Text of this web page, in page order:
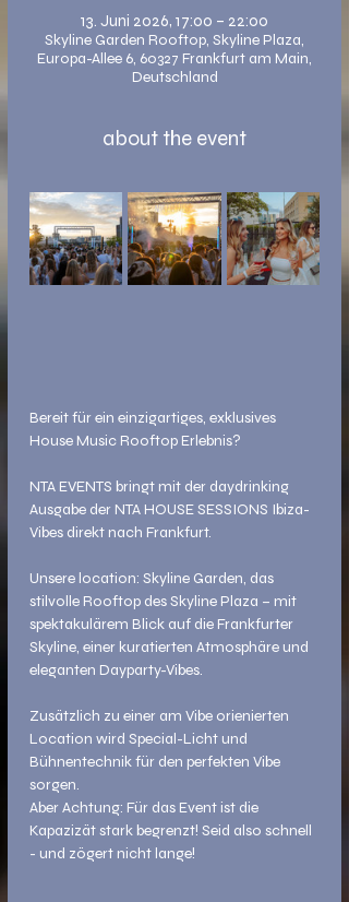
13. Juni 2026, 17:00 – 22:00
Skyline Garden Rooftop, Skyline Plaza,
Europa-Allee 6, 60327 Frankfurt am Main,
Deutschland
about the event
Bereit für ein einzigartiges, exklusives
House Music Rooftop Erlebnis?
NTA EVENTS bringt mit der daydrinking
Ausgabe der NTA HOUSE SESSIONS Ibiza-
Vibes direkt nach Frankfurt.
Unsere location: Skyline Garden, das
stilvolle Rooftop des Skyline Plaza – mit
spektakulärem Blick auf die Frankfurter
Skyline, einer kuratierten Atmosphäre und
eleganten Dayparty-Vibes.
Zusätzlich zu einer am Vibe orienierten
Location wird Special-Licht und
Bühnentechnik für den perfekten Vibe
sorgen.
Aber Achtung: Für das Event ist die
Kapazizät stark begrenzt! Seid also schnell
- und zögert nicht lange!